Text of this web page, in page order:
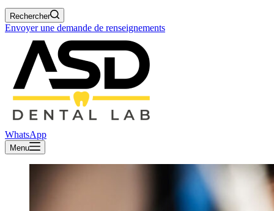
Rechercher
Envoyer une demande de renseignements
WhatsApp
Menu